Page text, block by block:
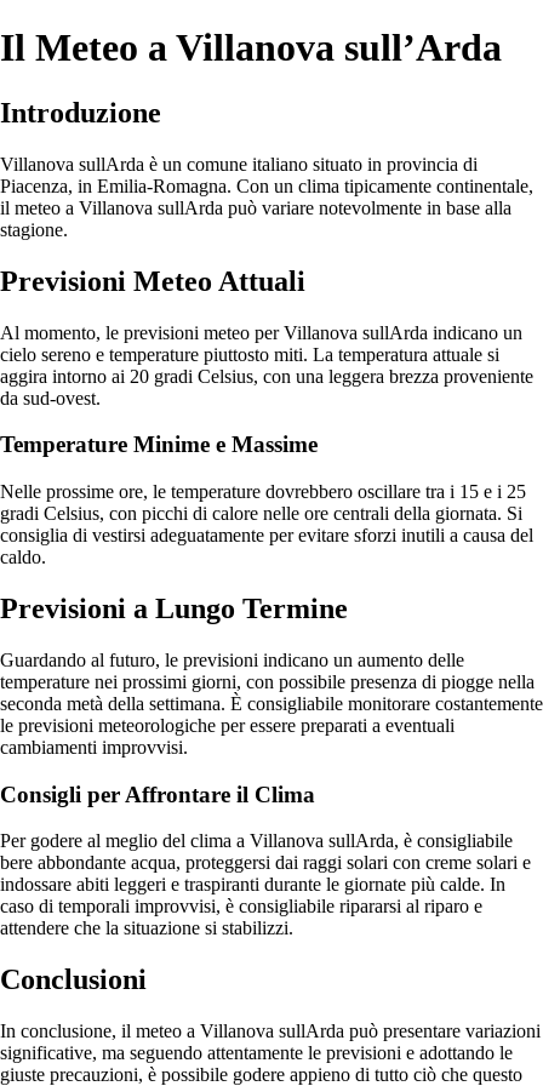
Il Meteo a Villanova sull’Arda
Introduzione
Villanova sullArda è un comune italiano situato in provincia di
Piacenza, in Emilia-Romagna. Con un clima tipicamente continentale,
il meteo a Villanova sullArda può variare notevolmente in base alla
stagione.
Previsioni Meteo Attuali
Al momento, le previsioni meteo per Villanova sullArda indicano un
cielo sereno e temperature piuttosto miti. La temperatura attuale si
aggira intorno ai 20 gradi Celsius, con una leggera brezza proveniente
da sud-ovest.
Temperature Minime e Massime
Nelle prossime ore, le temperature dovrebbero oscillare tra i 15 e i 25
gradi Celsius, con picchi di calore nelle ore centrali della giornata. Si
consiglia di vestirsi adeguatamente per evitare sforzi inutili a causa del
caldo.
Previsioni a Lungo Termine
Guardando al futuro, le previsioni indicano un aumento delle
temperature nei prossimi giorni, con possibile presenza di piogge nella
seconda metà della settimana. È consigliabile monitorare costantemente
le previsioni meteorologiche per essere preparati a eventuali
cambiamenti improvvisi.
Consigli per Affrontare il Clima
Per godere al meglio del clima a Villanova sullArda, è consigliabile
bere abbondante acqua, proteggersi dai raggi solari con creme solari e
indossare abiti leggeri e traspiranti durante le giornate più calde. In
caso di temporali improvvisi, è consigliabile ripararsi al riparo e
attendere che la situazione si stabilizzi.
Conclusioni
In conclusione, il meteo a Villanova sullArda può presentare variazioni
significative, ma seguendo attentamente le previsioni e adottando le
giuste precauzioni, è possibile godere appieno di tutto ciò che questo